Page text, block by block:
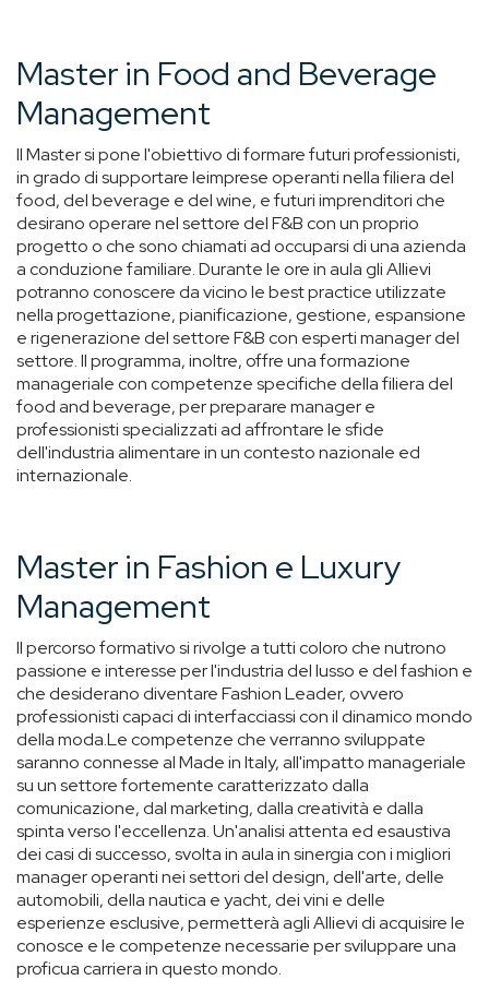
Master in Food and Beverage
Management
Il Master si pone l'obiettivo di formare futuri professionisti,
in grado di supportare leimprese operanti nella filiera del
food, del beverage e del wine, e futuri imprenditori che
desirano operare nel settore del F&B con un proprio
progetto o che sono chiamati ad occuparsi di una azienda
a conduzione familiare. Durante le ore in aula gli Allievi
potranno conoscere da vicino le best practice utilizzate
nella progettazione, pianificazione, gestione, espansione
e rigenerazione del settore F&B con esperti manager del
settore. Il programma, inoltre, offre una formazione
manageriale con competenze specifiche della filiera del
food and beverage, per preparare manager e
professionisti specializzati ad affrontare le sfide
dell'industria alimentare in un contesto nazionale ed
internazionale.
Master in Fashion e Luxury
Management
Il percorso formativo si rivolge a tutti coloro che nutrono
passione e interesse per l'industria del lusso e del fashion e
che desiderano diventare Fashion Leader, ovvero
professionisti capaci di interfacciassi con il dinamico mondo
della moda.Le competenze che verranno sviluppate
saranno connesse al Made in Italy, all'impatto manageriale
su un settore fortemente caratterizzato dalla
comunicazione, dal marketing, dalla creatività e dalla
spinta verso l'eccellenza. Un'analisi attenta ed esaustiva
dei casi di successo, svolta in aula in sinergia con i migliori
manager operanti nei settori del design, dell'arte, delle
automobili, della nautica e yacht, dei vini e delle
esperienze esclusive, permetterà agli Allievi di acquisire le
conosce e le competenze necessarie per sviluppare una
proficua carriera in questo mondo.